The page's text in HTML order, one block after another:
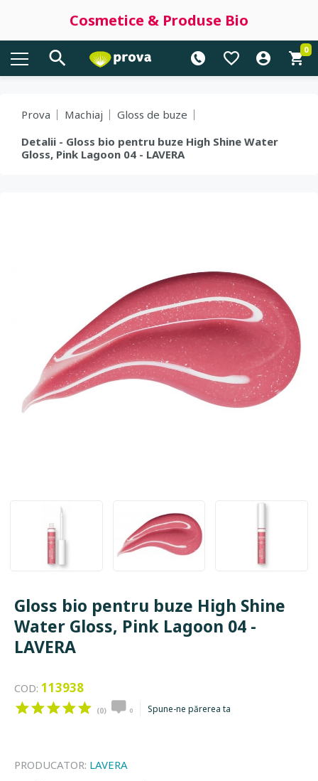
Cosmetice & Produse Bio
0
Prova Machiaj
Gloss de buze
Detalii - Gloss bio pentru buze High Shine Water
Gloss, Pink Lagoon 04 - LAVERA
Gloss bio pentru buze High Shine
Water Gloss, Pink Lagoon 04 -
LAVERA
COD: 113938
(0) 0 Spune-ne părerea ta
PRODUCATOR: LAVERA